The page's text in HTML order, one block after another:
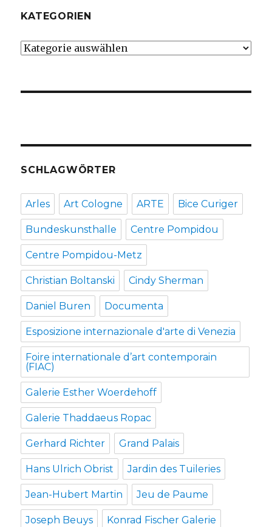
KATEGORIEN
Kategorien
SCHLAGWÖRTER
Arles Art Cologne ARTE Bice Curiger
Bundeskunsthalle Centre Pompidou
Centre Pompidou-Metz
Christian Boltanski Cindy Sherman
Daniel Buren Documenta
Esposizione internazionale d'arte di Venezia
Foire internationale d’art contemporain
(FIAC)
Galerie Esther Woerdehoff
Galerie Thaddaeus Ropac
Gerhard Richter Grand Palais
Hans Ulrich Obrist Jardin des Tuileries
Jean-Hubert Martin Jeu de Paume
Joseph Beuys Konrad Fischer Galerie